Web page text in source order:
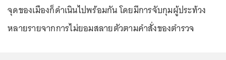
จุดของเมืองก็ดำเนินไปพร้อมกัน โดยมีการจับกุมผู้ประท้วง
หลายรายจากการไม่ยอมสลายตัวตามคำสั่งของตำรวจ